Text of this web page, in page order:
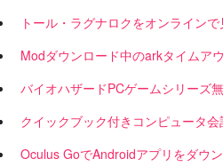
トール・ラグナロクをオンラインで
Modダウンロード中のarkタイムア
バイオハザードPCゲームシリーズ
クイックブック付きコンピュータ
Oculus GoでAndroidアプリをダウ